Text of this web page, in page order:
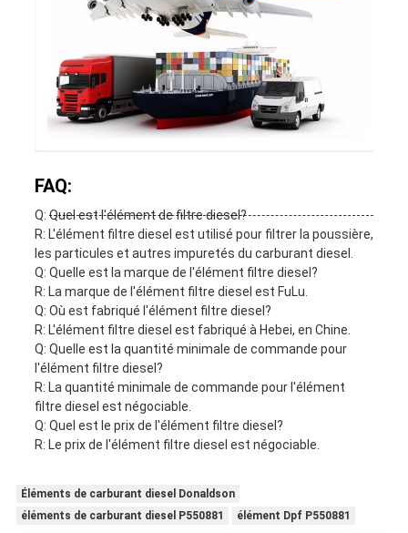
FAQ:
Q: Quel est l'élément de filtre diesel?
R: L'élément filtre diesel est utilisé pour filtrer la poussière,
les particules et autres impuretés du carburant diesel.
Q: Quelle est la marque de l'élément filtre diesel?
R: La marque de l'élément filtre diesel est FuLu.
Q: Où est fabriqué l'élément filtre diesel?
R: L'élément filtre diesel est fabriqué à Hebei, en Chine.
Q: Quelle est la quantité minimale de commande pour
l'élément filtre diesel?
R: La quantité minimale de commande pour l'élément
filtre diesel est négociable.
Q: Quel est le prix de l'élément filtre diesel?
R: Le prix de l'élément filtre diesel est négociable.
Éléments de carburant diesel Donaldson
éléments de carburant diesel P550881
élément Dpf P550881